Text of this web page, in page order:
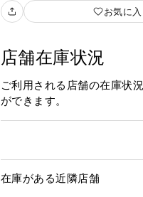
お気に
店舗在庫状況
ご利用される店舗の在庫状
ができます。
在庫がある近隣店舗